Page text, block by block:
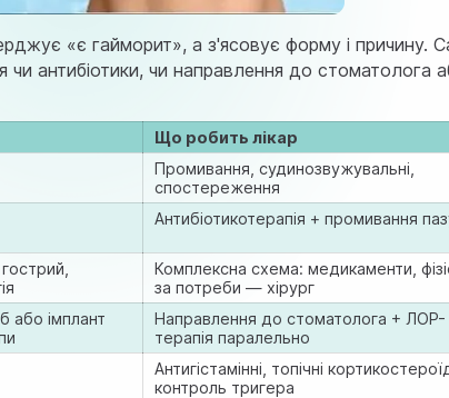
«є гайморит», а з'ясовує форму і причину.
антибіотики, чи направлення до стоматолога
Що робить лікар
Промивання, судинозвужувальні,
спостереження
Антибіотикотерапія + промивання
Комплексна схема: медикаменти,
за потреби — хірург
або імплант
Направлення до стоматолога + ЛОР-
терапія паралельно
Антигістамінні, топічні
контроль тригера